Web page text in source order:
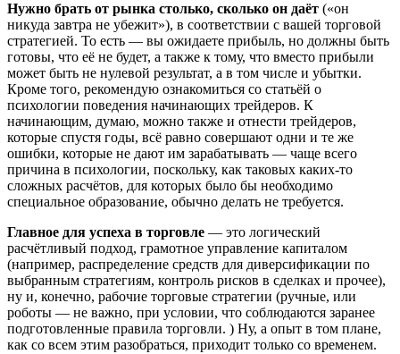
Нужно брать от рынка столько, сколько он даёт («он
никуда завтра не убежит»), в соответствии с вашей торговой
стратегией. То есть — вы ожидаете прибыль, но должны быть
готовы, что её не будет, а также к тому, что вместо прибыли
может быть не нулевой результат, а в том числе и убытки.
Кроме того, рекомендую ознакомиться со статьёй о
психологии поведения начинающих трейдеров. К
начинающим, думаю, можно также и отнести трейдеров,
которые спустя годы, всё равно совершают одни и те же
ошибки, которые не дают им зарабатывать — чаще всего
причина в психологии, поскольку, как таковых каких-то
сложных расчётов, для которых было бы необходимо
специальное образование, обычно делать не требуется.
Главное для успеха в торговле — это логический
расчётливый подход, грамотное управление капиталом
(например, распределение средств для диверсификации по
выбранным стратегиям, контроль рисков в сделках и прочее),
ну и, конечно, рабочие торговые стратегии (ручные, или
роботы — не важно, при условии, что соблюдаются заранее
подготовленные правила торговли. ) Ну, а опыт в том плане,
как со всем этим разобраться, приходит только со временем.